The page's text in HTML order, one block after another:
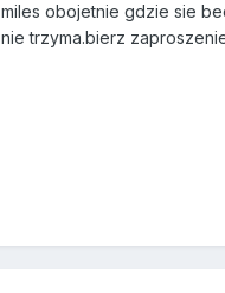
miles obojetnie gdzie sie
nie trzyma.bierz